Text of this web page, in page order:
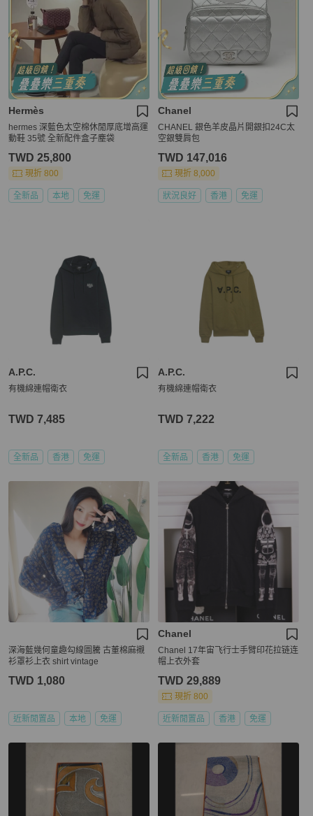
Hermès
hermes 深藍色太空棉休閒厚底增高運
動鞋 35號 全新配件盒子塵袋
TWD 25,800
現折 800
全新品 本地 免運
Chanel
CHANEL 銀色羊皮晶片開銀扣24C太
空銀雙肩包
TWD 147,016
現折 8,000
狀況良好 香港 免運
A.P.C.
有機綿連帽衛衣
TWD 7,485
全新品 香港 免運
A.P.C.
有機綿連帽衛衣
TWD 7,222
全新品 香港 免運
深海藍幾何童趣勾線圖騰 古董棉麻襯
衫罩衫上衣 shirt vintage
TWD 1,080
近新閒置品 本地 免運
Chanel
Chanel 17年宙飞行士手臂印花拉链连
帽上衣外套
TWD 29,889
現折 800
近新閒置品 香港 免運